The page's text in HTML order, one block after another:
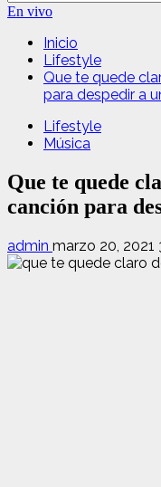
En vivo
Inicio
Lifestyle
Que te quede
para despedir a
Lifestyle
Música
Que te quede
canción para
admin marzo 20, 2021